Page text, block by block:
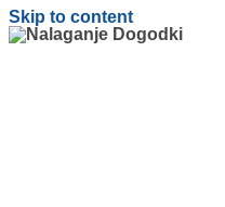
Skip to content